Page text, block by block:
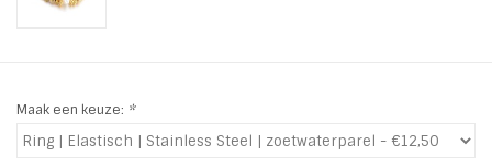
Blog
Maak een keuze: *